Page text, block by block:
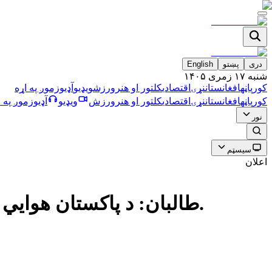
دری پښتو English
شنبه ۱۷ زمری ۱۴۰۵
کورپاڼهافغانستاننړۍ اقتصاديکلتور او هنر ورزشویډیو آډیوزموږ په اړه
کورپاڼهافغانستاننړۍ اقتصاديکلتور او هنر ورزش ویډیو آډیوزموږ په
نور
سیسټم
اعلان
طالبان: د پاکستان هوايي بریدونو په ترڅ کې په درېیو ولایتونو کې لږ تر لږه ۱۳ کسان وژل شوي.